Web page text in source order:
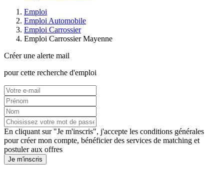
Emploi
Emploi Automobile
Emploi Carrossier
Emploi Carrossier Mayenne
Créer une alerte mail
pour cette recherche d'emploi
En cliquant sur "Je m'inscris", j'accepte les conditions générales
pour créer mon compte, bénéficier des services de matching et
postuler aux offres
Je m'inscris